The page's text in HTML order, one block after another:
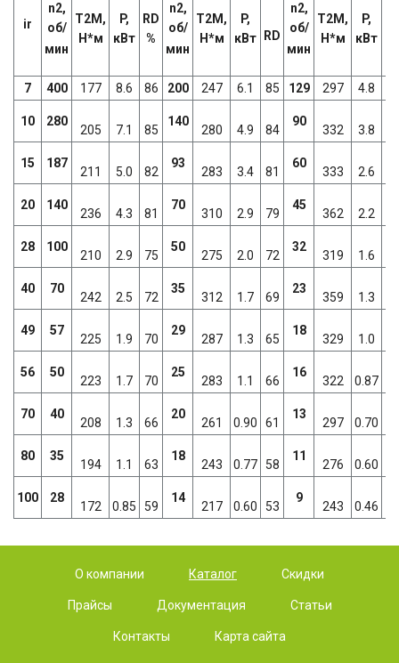
ir
n2,
об/
мин
T2M,
Н*м
P,
кВт
RD
%
n2,
об/
мин
T2M,
Н*м
P,
кВт
RD
n2,
об/
мин
T2M,
Н*м
P,
кВт
7 400 177 8.6 86 200 247 6.1 85 129 297 4.8
10 280
205 7.1 85
140
280 4.9 84
90
332 3.8
15 187
211 5.0 82
93
283 3.4 81
60
333 2.6
20 140
236 4.3 81
70
310 2.9 79
45
362 2.2
28 100
210 2.9 75
50
275 2.0 72
32
319 1.6
40 70
242 2.5 72
35
312 1.7 69
23
359 1.3
49 57
225 1.9 70
29
287 1.3 65
18
329 1.0
56 50
223 1.7 70
25
283 1.1 66
16
322 0.87
70 40
208 1.3 66
20
261 0.90 61
13
297 0.70
80 35
194 1.1 63
18
243 0.77 58
11
276 0.60
100 28
172 0.85 59
14
217 0.60 53
9
243 0.46
О компании Каталог Скидки
Прайсы Документация Статьи
Контакты Карта сайта